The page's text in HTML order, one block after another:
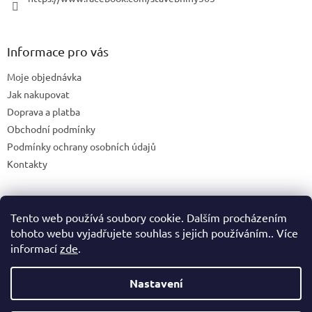
Tento web používá soubory cookie. Dalším procházením
tohoto webu vyjadřujete souhlas s jejich používáním.. Více
informací zde.
Nastavení
Informace pro vás
Moje objednávka
Jak nakupovat
Doprava a platba
Obchodní podmínky
Podmínky ochrany osobních údajů
Kontakty
Blog
Vytvořil Shoptet